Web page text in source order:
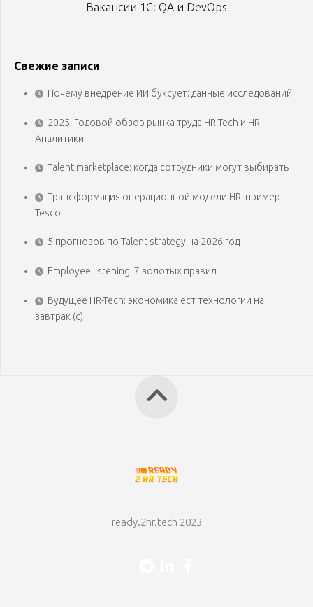
Вакансии 1С: QA и DevOps
Свежие записи
Почему внедрение ИИ буксует: данные исследований
2025: Годовой обзор рынка труда HR-Tech и HR-
Аналитики
Talent marketplace: когда сотрудники могут выбирать
Трансформация операционной модели HR: пример
Tesco
5 прогнозов по Talent strategy на 2026 год
Employee listening: 7 золотых правил
Будущее HR-Tech: экономика ест технологии на
завтрак (с)
ready.2hr.tech 2023